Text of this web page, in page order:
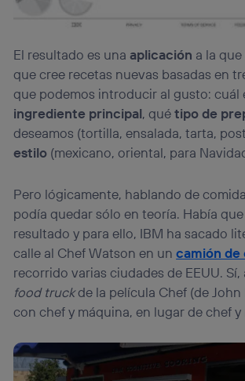
El resultado es una aplicación a la
que cree recetas nuevas basadas en
que podemos introducir al gusto: cuál
ingrediente principal, quétipo de
deseamos (tortilla, ensalada, tarta,
estilo (mexicano, oriental, para
Pero lógicamente, hablando de
podía quedar sólo en teoría. Había
resultado y para ello, IBM ha sacado
calle al Chef Watson en uncamión de
recorrido varias ciudades de EEUU. Sí,
food truckde la película Chef (de John
con chef y máquina, en lugar de chef y